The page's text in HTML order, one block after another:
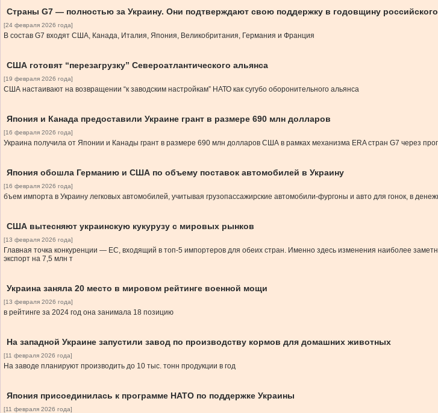
Страны G7 — полностью за Украину. Они подтверждают свою поддержку в годовщину
[24 февраля 2026 года]
В состав G7 входят США, Канада, Италия, Япония, Великобритания, Германия и Франция
США готовят “перезагрузку” Североатлантического альянса
[19 февраля 2026 года]
США настаивают на возвращении “к заводским настройкам” НАТО как сугубо оборонительного альянса
Япония и Канада предоставили Украине грант в размере 690 млн долларов
[16 февраля 2026 года]
Украина получила от Японии и Канады грант в размере 690 млн долларов США в рамках механизма ERA стран G7 через
Япония обошла Германию и США по объему поставок автомобилей в Украину
[16 февраля 2026 года]
бъем импорта в Украину легковых автомобилей, учитывая грузопассажирские автомобили-фургоны и авто для гонок, в
США вытесняют украинскую кукурузу с мировых рынков
[13 февраля 2026 года]
Главная точка конкуренции — ЕС, входящий в топ-5 импортеров для обеих стран. Именно здесь изменения наиболее
экспорт на 7,5 млн т
Украина заняла 20 место в мировом рейтинге военной мощи
[13 февраля 2026 года]
в рейтинге за 2024 год она занимала 18 позицию
На западной Украине запустили завод по производству кормов для домашних животных
[11 февраля 2026 года]
На заводе планируют производить до 10 тыс. тонн продукции в год
Япония присоединилась к программе НАТО по поддержке Украины
[11 февраля 2026 года]